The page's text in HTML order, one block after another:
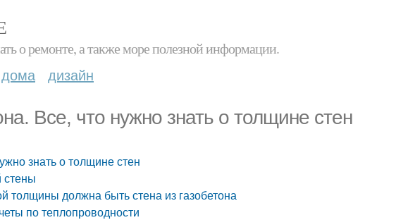
о ремонте, а также море полезной информации.
дизайн
Все, что нужно знать о толщине стен
знать о толщине стен
стены
толщины должна быть стена из газобетона
по теплопроводности